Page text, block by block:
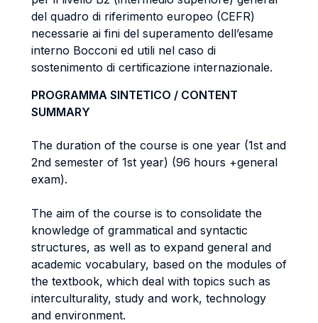
del quadro di riferimento europeo (CEFR)
necessarie ai fini del superamento dell’esame
interno Bocconi ed utili nel caso di
sostenimento di certificazione internazionale.
PROGRAMMA SINTETICO / CONTENT
SUMMARY
The duration of the course is one year (1st and
2nd semester of 1st year) (96 hours +general
exam).
The aim of the course is to consolidate the
knowledge of grammatical and syntactic
structures, as well as to expand general and
academic vocabulary, based on the modules of
the textbook, which deal with topics such as
interculturality, study and work, technology
and environment.